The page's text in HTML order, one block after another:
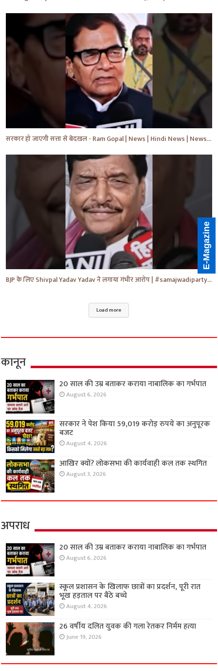
सरकार हो जाएगी सत्ता से बेदखल - Ram Gopal | News | Hindi News | News Today | #shorts #ytshorts #yt
BJP के लिए Shivpal Yadav Yadav ने लगाया गंभीर आरोप | #samajwadiparty | Akhilesh Yadav | #shorts #yt
Load more
कानून
20 साल की उम्र बताकर कराया नाबालिक का गर्भपात
August 6, 2026
सरकार ने पेश किया 59,019 करोड़ रुपये का अनुपूरक
बजट
August 4, 2026
आखिर क्यों? लोकसभा की कार्यवाही कल तक स्थगित
August 3, 2026
अपराध
20 साल की उम्र बताकर कराया नाबालिक का गर्भपात
August 6, 2026
स्कूल प्रशासन के खिलाफ छात्रों का प्रदर्शन, पूरी रात
भूख हड़ताल पर बैठे बच्चे
August 4, 2026
26 वर्षीय दलित युवक की गला रेतकर निर्मम हत्या
June 19, 2026
E-Magazine